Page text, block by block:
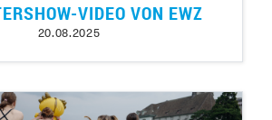
VIDEO VON EWZ
20.08.2025